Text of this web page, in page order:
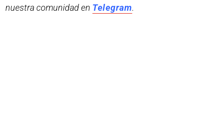
nuestra comunidad en Telegram.